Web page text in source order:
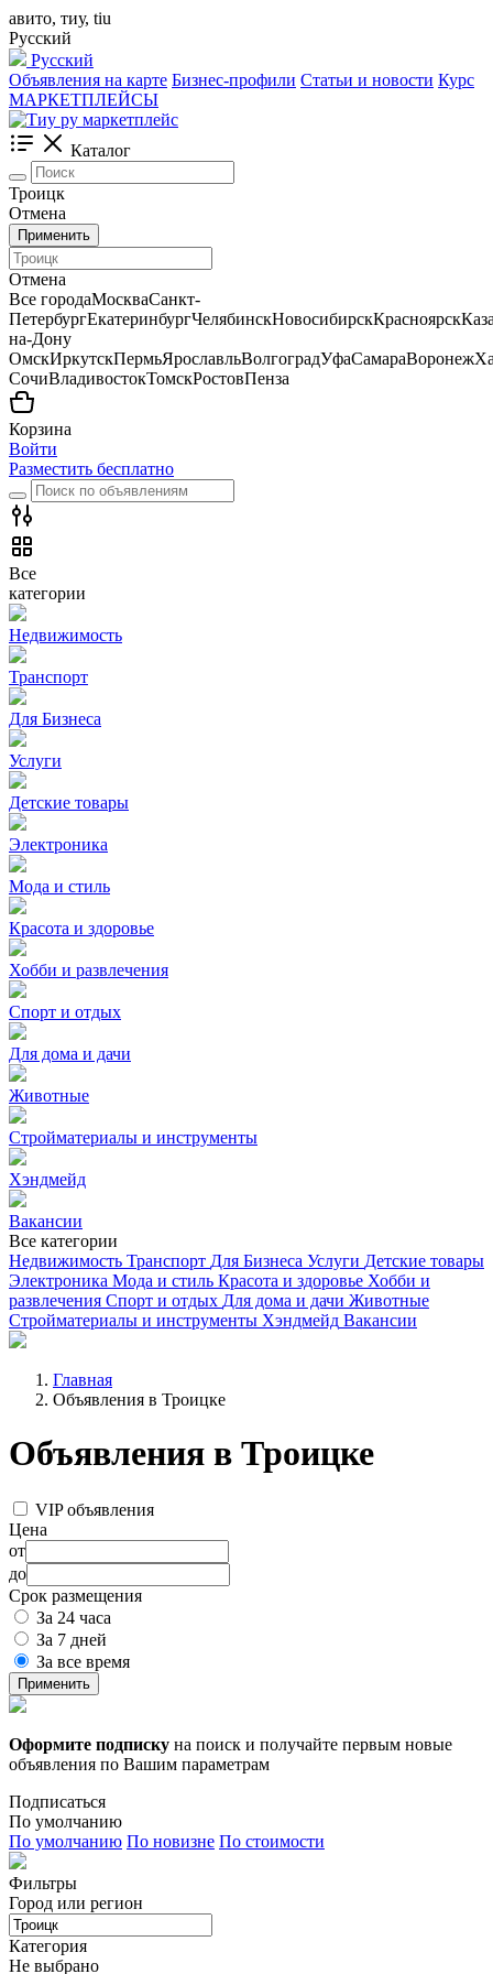
авито, тиу, tiu
Русский
Русский
Объявления на карте Бизнес-профили Статьи и новости Курс
МАРКЕТПЛЕЙСЫ
Каталог
Троицк
Отмена
Применить
Отмена
Все городаМоскваСанкт-
ПетербургЕкатеринбургЧелябинскНовосибирскКрасноярск
на-Дону
ОмскИркутскПермьЯрославльВолгоградУфаСамараВоронеж
СочиВладивостокТомскРостовПенза
Корзина
Войти
Разместить бесплатно
Все
категории
Недвижимость
Транспорт
Для Бизнеса
Услуги
Детские товары
Электроника
Мода и стиль
Красота и здоровье
Хобби и развлечения
Спорт и отдых
Для дома и дачи
Животные
Стройматериалы и инструменты
Хэндмейд
Вакансии
Все категории
Недвижимость Транспорт Для Бизнеса Услуги Детские товары
Электроника Мода и стиль Красота и здоровье Хобби и
развлечения Спорт и отдых Для дома и дачи Животные
Стройматериалы и инструменты Хэндмейд Вакансии
Главная
Объявления в Троицке
Объявления в Троицке
VIP объявления
Цена
от
до
Срок размещения
За 24 часа
За 7 дней
За все время
Применить
Оформите подписку на поиск и получайте первым новые
объявления по Вашим параметрам
Подписаться
По умолчанию
По умолчанию По новизне По стоимости
Фильтры
Город или регион
Категория
Не выбрано